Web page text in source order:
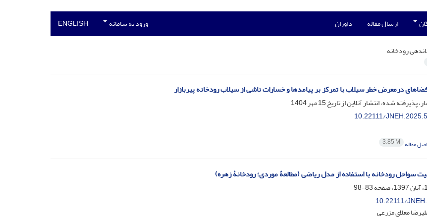
ارسال مقاله داوران ورود به سامانه ENGLISH
رودخانه
درمعرض خطر سیلاب با تمرکز بر پیامدها و خسارات ناشی از سیلاب رودخانه پیربازار
پذیرفته شده، انتشار آنلاین از تاریخ15 مهر 1404
10.22111/
اصل مقاله 3.85 M
سواحل رودخانه با استفاده از مدل ریاضی (مطالعۀ موردی؛ رودخانۀ زهره)
83-98
10.22111/
معلای مزرعی